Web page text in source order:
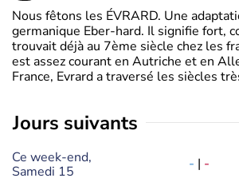
Nous fêtons les ÉVRARD. Une
germanique Eber-hard. Il signifie fort,
trouvait déjà au 7ème siècle chez les
est assez courant en Autriche et en
France, Evrard a traversé les siècles
jours suivants
Ce week-end,
Samedi 15
- | -